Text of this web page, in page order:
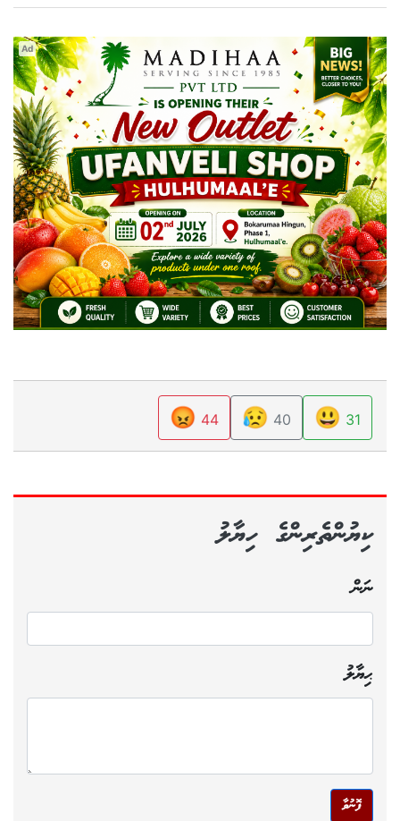
Ad
31
😃
40
😥
44
😡
ކިޔުންތެރިންގެ ހިޔާލު
ނަން
ޙިޔާލު
ފޮނުވާ